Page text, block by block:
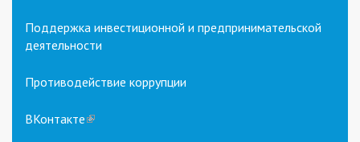
Поддержка инвестиционной и предпринимательской
деятельности
Противодействие коррупции
ВКонтакте(link